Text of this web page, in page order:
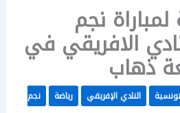
لمباراة نجم
الافريقي في
ذهاب
النادي الإفريقي رياضة نجم